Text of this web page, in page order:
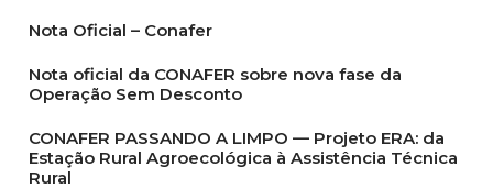
Nota Oficial – Conafer
Nota oficial da CONAFER sobre nova fase da
Operação Sem Desconto
CONAFER PASSANDO A LIMPO — Projeto ERA: da
Estação Rural Agroecológica à Assistência Técnica
Rural